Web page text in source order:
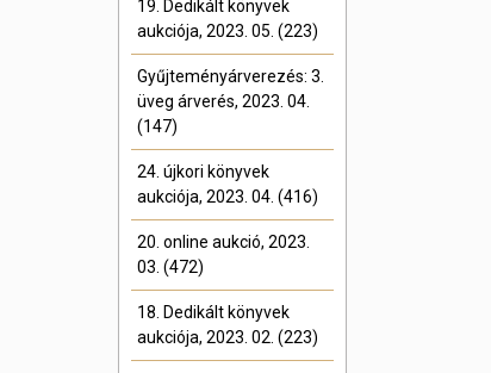
19. Dedikált könyvek
aukciója, 2023. 05. (223)
Gyűjteményárverezés: 3.
üveg árverés, 2023. 04.
(147)
24. újkori könyvek
aukciója, 2023. 04. (416)
20. online aukció, 2023.
03. (472)
18. Dedikált könyvek
aukciója, 2023. 02. (223)